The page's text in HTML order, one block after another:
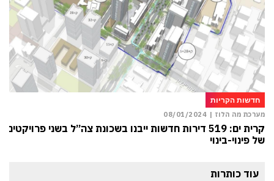
חדשות הקריות
מערכת מה הלוז | 08/01/2024
קרית ים: 519 דירות חדשות ייבנו בשכונת צה”ל בשני פרויקטים
של פינוי-בינוי
עוד כותרות